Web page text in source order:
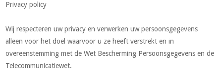
Privacy policy
Wij respecteren uw privacy en verwerken uw persoonsgegevens
alleen voor het doel waarvoor u ze heeft verstrekt en in
overeenstemming met de Wet Bescherming Persoonsgegevens en de
Telecommunicatiewet.